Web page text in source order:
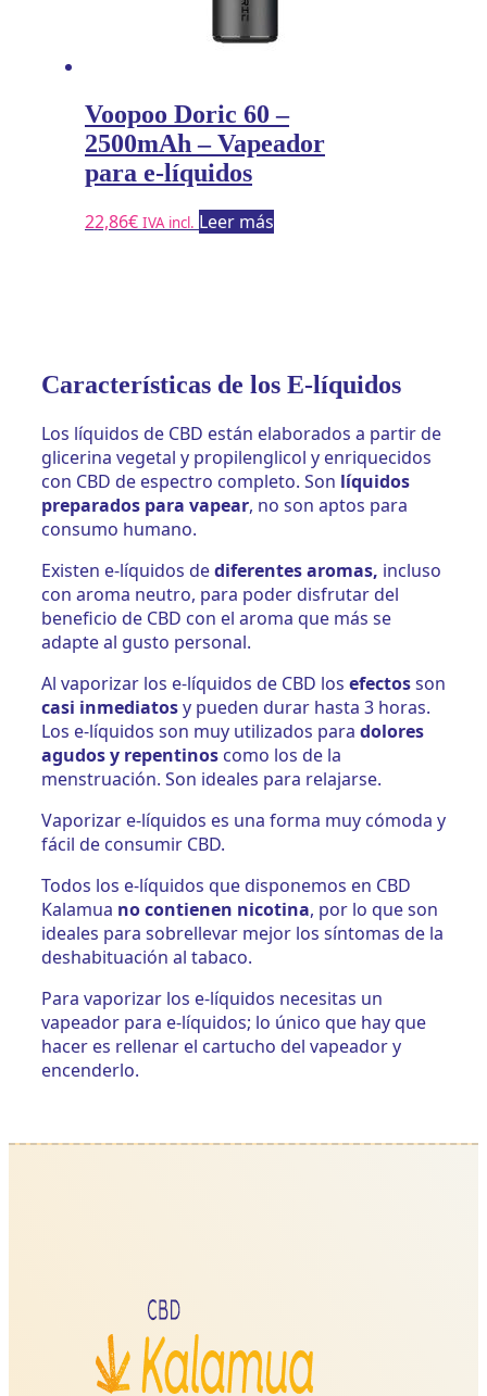
Voopoo Doric 60 –
2500mAh – Vapeador
para e-líquidos
22,86€ IVA incl. Leer más
Características de los E-líquidos
Los líquidos de CBD están elaborados a partir de
glicerina vegetal y propilenglicol y enriquecidos
con CBD de espectro completo. Son líquidos
preparados para vapear, no son aptos para
consumo humano.
Existen e-líquidos dediferentes aromas, incluso
con aroma neutro, para poder disfrutar del
beneficio de CBD con el aroma que más se
adapte al gusto personal.
Al vaporizar los e-líquidos de CBD los efectosson
casi inmediatosy pueden durar hasta 3 horas.
Los e-líquidos son muy utilizados para dolores
agudos y repentinos como los de la
menstruación. Son ideales para relajarse.
Vaporizar e-líquidos es una forma muy cómoda y
fácil de consumir CBD.
Todos los e-líquidos que disponemos en CBD
Kalamua no contienen nicotina, por lo que son
ideales para sobrellevar mejor los síntomas de la
deshabituación al tabaco.
Para vaporizar los e-líquidos necesitas un
vapeador para e-líquidos; lo único que hay que
hacer es rellenar el cartucho del vapeador y
encenderlo.